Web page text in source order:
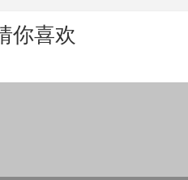
你喜欢